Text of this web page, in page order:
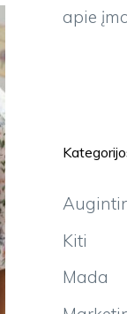
apie
Kiti
Mada